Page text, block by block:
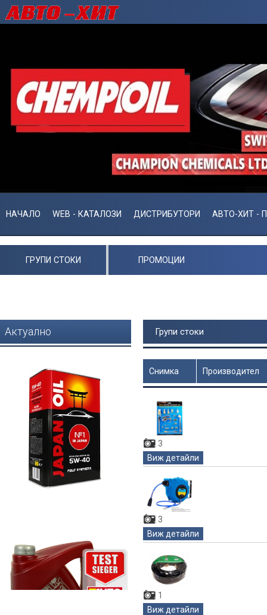
НАЧАЛО WEB - КАТАЛОЗИ ДИСТРИБУТОРИ АВТО-ХИТ -
ГРУПИ СТОКИ ПРОМОЦИИ
Актуално Групи стоки
Снимка Производител
3
Виж детайли
3
Виж детайли
1
Виж детайли